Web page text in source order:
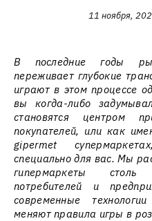
11 ноября,
В последние годы
переживает глубокие
играют в этом процессе
вы когда-либо
становятся центром
покупателей, или как
gipermet
специально для вас. Мы
гипермаркеты столь
потребителей и
современные
меняют правила игры в